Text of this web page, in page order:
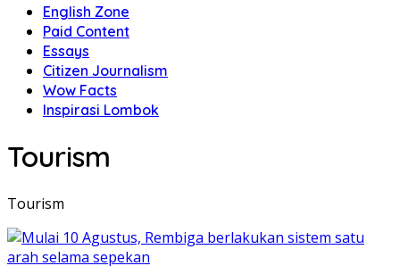
English Zone
Paid Content
Essays
Citizen Journalism
Wow Facts
Inspirasi Lombok
Tourism
Tourism